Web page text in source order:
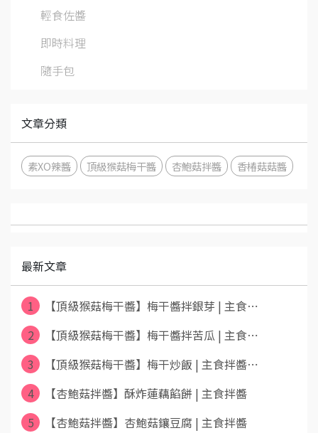
輕食佐醬
即時料理
隨手包
文章分類
素XO辣醬 頂級猴菇梅干醬 杏鮑菇拌醬 香椿菇菇醬
最新文章
1
【頂級猴菇梅干醬】梅干醬拌銀芽 | 主食⋯
2
【頂級猴菇梅干醬】梅干醬拌苦瓜 | 主食⋯
3
【頂級猴菇梅干醬】梅干炒飯 | 主食拌醬⋯
4
【杏鮑菇拌醬】酥炸蓮藕餡餅 | 主食拌醬
5
【杏鮑菇拌醬】杏鮑菇鑲豆腐 | 主食拌醬